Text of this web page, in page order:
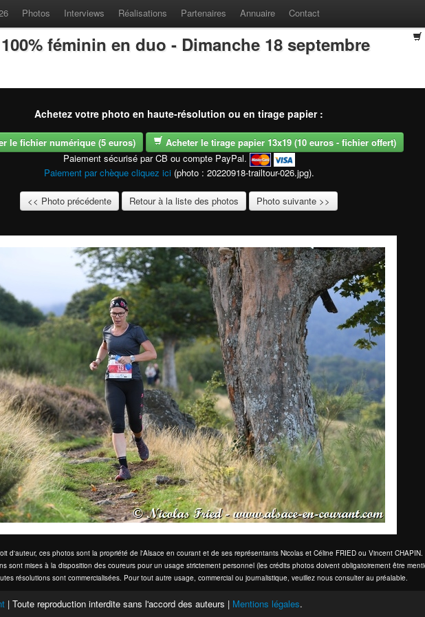
Photos Interviews Réalisations Partenaires Annuaire Contact
féminin en duo - Dimanche 18 septembre
Achetez votre photo en haute-résolution ou en tirage papier :
le fichier numérique (5 euros)
Acheter le tirage papier 13x19 (10 euros - fichier offert)
Paiement sécurisé par CB ou compte PayPal.
Paiement par chèque cliquez ici (photo : 20220918-trailtour-026.jpg).
<< Photo précédente Retour à la liste des photos Photo suivante >>
d'auteur, ces photos sont la propriété de l'Alsace en courant et de ses représentants Nicolas et Céline FRIED ou Vincent CHAPIN.
sont mises à la disposition des coureurs pour un usage strictement personnel (les crédits photos doivent obligatoirement être
résolutions sont commercialisées. Pour tout autre usage, commercial ou journalistique, veuillez nous consulter au préalable.
| Toute reproduction interdite sans l'accord des auteurs | Mentions légales.